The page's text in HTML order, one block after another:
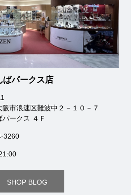
ばパークス店
阪市浪速区難波中２－１０－７
パークス ４Ｆ
3260
SHOP BLOG